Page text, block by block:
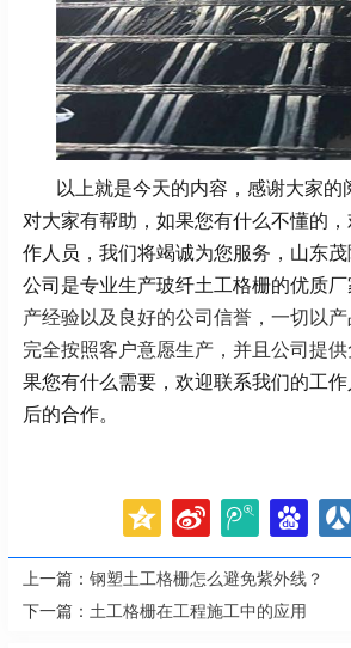
以上就是今天的内容，感谢大家的
对大家有帮助，如果您有什么不懂的
作人员，我们将竭诚为您服务，山东
公司是专业生产玻纤土工格栅的优质厂
产经验以及良好的公司信誉，一切以
完全按照客户意愿生产，并且公司提供
果您有什么需要，欢迎联系我们的工
后的合作。
上一篇： 钢塑土工格栅怎么避免紫外线？
下一篇： 土工格栅在工程施工中的应用